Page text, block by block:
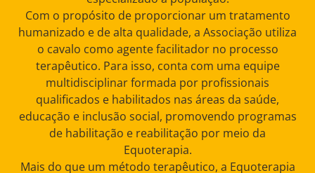
Com o propósito de proporcionar um tratamento
humanizado e de alta qualidade, a Associação utiliza
o cavalo como agente facilitador no processo
terapêutico. Para isso, conta com uma equipe
multidisciplinar formada por profissionais
qualificados e habilitados nas áreas da saúde,
educação e inclusão social, promovendo programas
de habilitação e reabilitação por meio da
Equoterapia.
Mais do que um método terapêutico, a Equoterapia